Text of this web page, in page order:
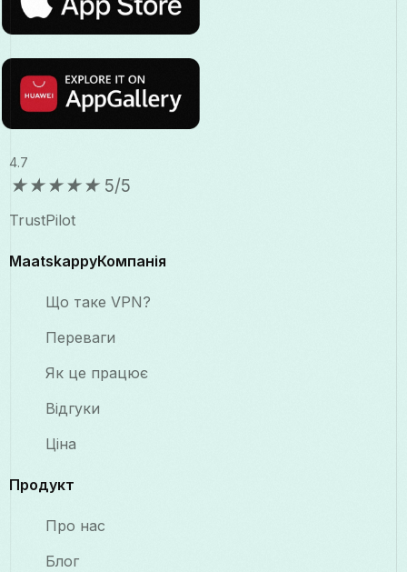
4.7
★★★★★ 5/5
TrustPilot
MaatskappyКомпанія
Що таке VPN?
Переваги
Як це працює
Відгуки
Ціна
Продукт
Про нас
Блог